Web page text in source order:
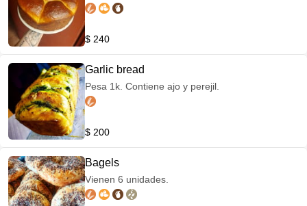
$ 240
Garlic bread
Pesa 1k. Contiene ajo y perejil.
$ 200
Bagels
Vienen 6 unidades.